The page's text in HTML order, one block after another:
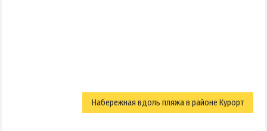
Набережная вдоль пляжа в районе Курорт